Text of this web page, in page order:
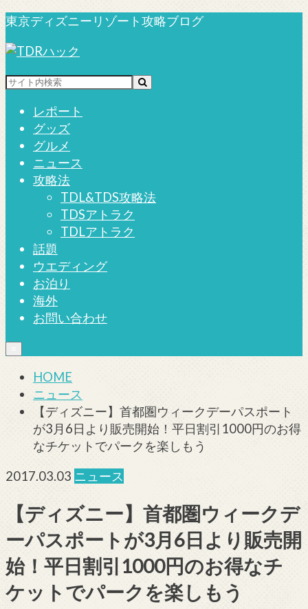
東京ディズニーリゾート攻略ブログ
レポート
グッズ
グルメ
ニュース
攻略法
TDL&TDS攻略法
TDSアトラク
TDLアトラク
話題
ウエディング
お泊り
海外
お問い合わせ
HOME
ニュース
【ディズニー】首都圏ウィークデーパスポート
が3月6日より販売開始！平日割引1000円のお得
なチケットでパークを楽しもう
2017.03.03 ニュース
【ディズニー】首都圏ウィークデ
ーパスポートが3月6日より販売開
始！平日割引1000円のお得なチ
ケットでパークを楽しもう